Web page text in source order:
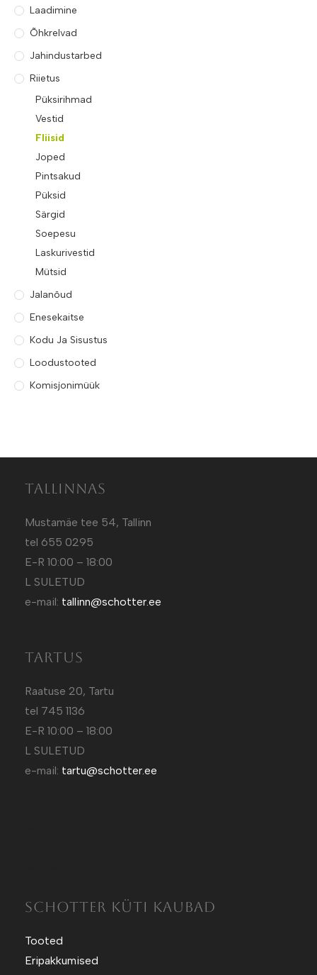
Laadimine
Õhkrelvad
Jahindustarbed
Riietus
Püksirihmad
Vestid
Fliisid
Joped
Pintsakud
Püksid
Särgid
Soepesu
Laskurivestid
Mütsid
Jalanõud
Enesekaitse
Kodu Ja Sisustus
Loodustooted
Komisjonimüük
Tallinnas
Mustamäe tee 54, Tallinn
tel 655 0295
E-R 10:00 – 18:00
L SULETUD
e-mail: tallinn@schotter.ee
Tartus
Raatuse 20, Tartu
tel 745 1136
E-R 10:00 – 18:00
L SULETUD
e-mail: tartu@schotter.ee
SCHOTTER KÜTI KAUBAD
Tooted
Eripakkumised